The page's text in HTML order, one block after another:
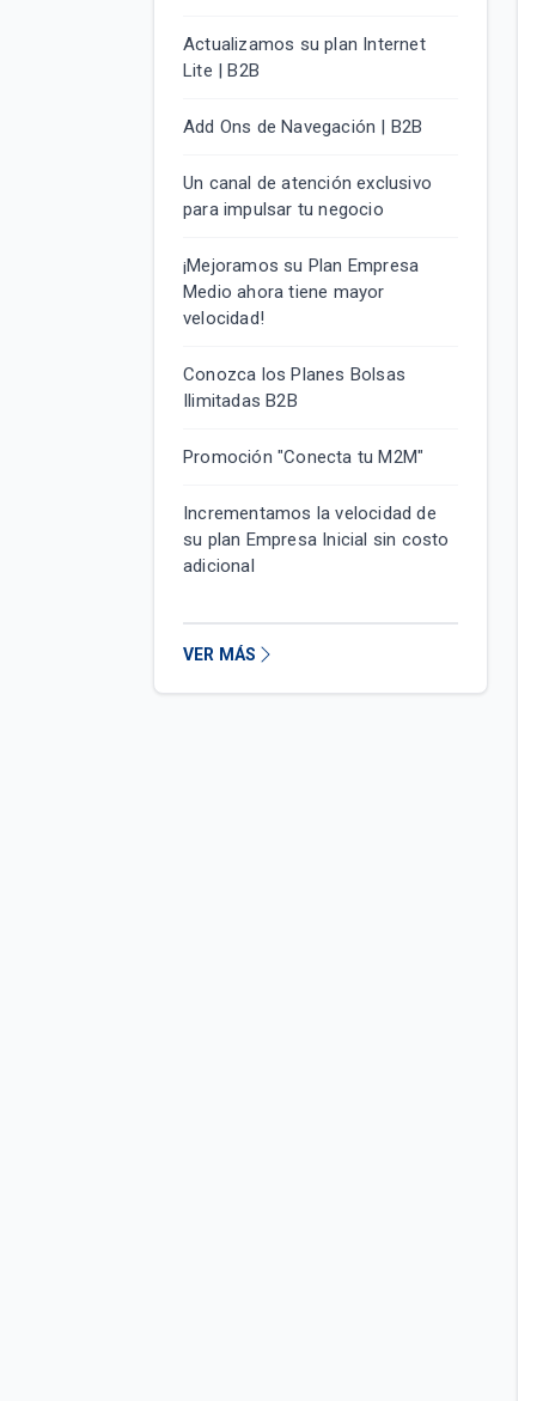
Actualizamos su plan Internet
Lite | B2B
Add Ons de Navegación | B2B
Un canal de atención exclusivo
para impulsar tu negocio
¡Mejoramos su Plan Empresa
Medio ahora tiene mayor
velocidad!
Conozca los Planes Bolsas
Ilimitadas B2B
Promoción "Conecta tu M2M"
Incrementamos la velocidad de
su plan Empresa Inicial sin costo
adicional
VER MÁS